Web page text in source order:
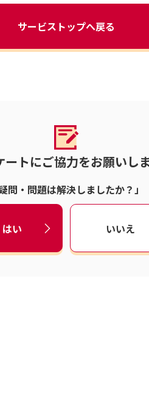
サービストップへ戻る
ートにご協力をお願いし
疑問・問題は解決しましたか？」
はい いいえ